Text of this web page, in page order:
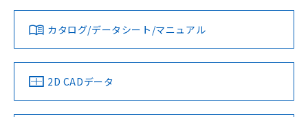
対応済み
中国 RoHS 注意事項・凡例
LR型式承認
（イギリス
船舶規格）
DNV型式承認
（ノルウェー
BV型式承認
（フランス
KR型式
（韓国
No No No No
カタログ/データシート/マニュアル
2D CADデータ
※当社の共同利用者とは、"個人情報
の共同利用に関して"
の「1.共同利
EU RoHS指令（10物質）の非含有証明書
51物質の非含有証明書（当社基準）
※本証明書は発行日時点で非含有を証明す
るもので、過去に遡って非含有を証明する
ものではありません。
また、RoHS指令のフタル酸エステル類４